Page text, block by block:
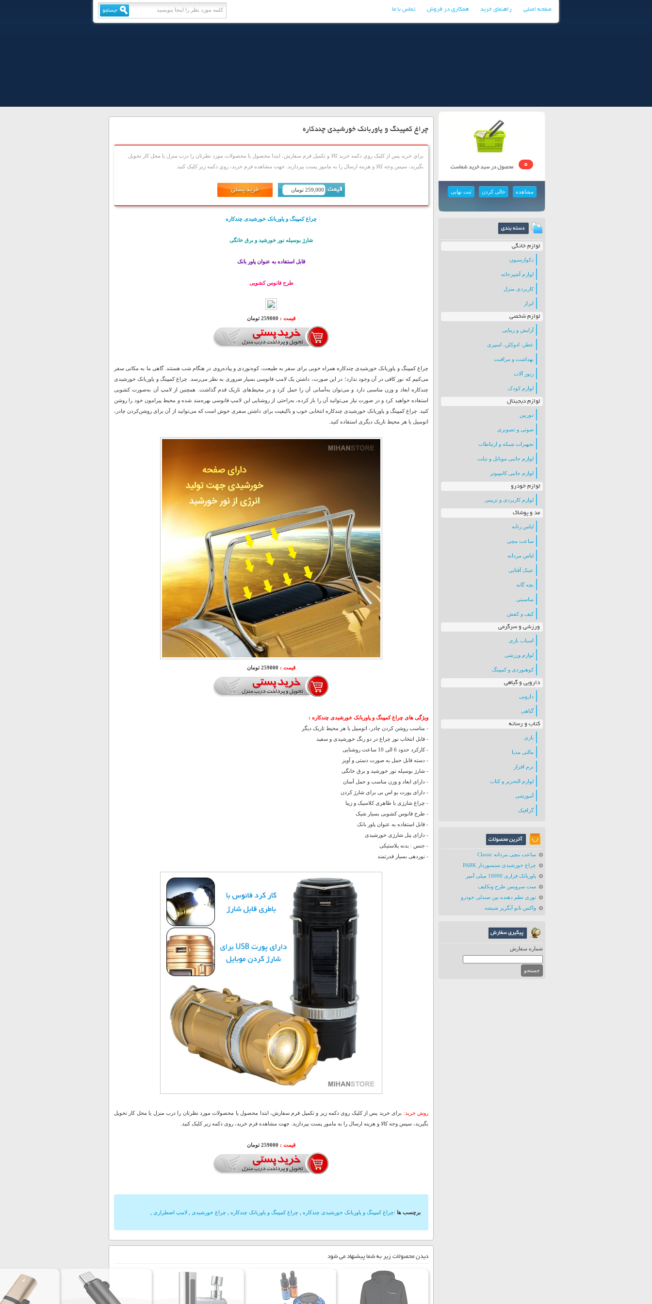
صفحه اصلی راهنمای خرید همکاری در فروش تماس با ما
0
مشاهده خالی کردن ثبت نهایی
لوازم خانگی
دکوارسیون
لوازم آشپزخانه
کاربردی منزل
ابزار
لوازم شخصی
آرایش و زیبایی
عطر، ادوکلن، اسپری
بهداشت و مراقبت
زیور آلات
لوازم کودک
لوازم دیجیتال
دوربین
صوتی و تصویری
تجهیزات شبکه و ارتباطات
لوازم جانبی موبایل و تبلت
لوازم جانبی کامپیوتر
لوازم خودرو
لوازم کاربردی و تزیینی
مد و پوشاک
لباس زنانه
ساعت مچی
لباس مردانه
عینک آفتابی
بچه گانه
مناسبتی
کیف و کفش
ورزشی و سرگرمی
اسباب بازی
لوازم ورزشی
کوهنوردی و کمپینگ
دارویی و گیاهی
دارویی
گیاهی
کتاب و رسانه
بازی
مالتی مدیا
نرم افزار
لوازم التحریر و کتاب
آموزشی
گرافیک
ساعت مچی مردانه Classic
چراغ خورشیدی سنسوردار PARK
پاوربانک فراری 10000 میلی آمپر
ست سرویس طرح ونکلیف
توری نظم دهنده بین صندلی خودرو
واکس نانو آبگریز شیشه
شماره سفارش
چراغ کمپینگ و پاوربانک خورشیدی چندکاره
براي خريد پس از کليک روي دکمه خريد کالا و تکميل فرم سفارش، ابتدا محصول يا محصولات مورد نظرتان را درب منزل يا محل کار تحويل
بگيريد، سپس وجه کالا و هزينه ارسال را به مامور پست بپردازيد. جهت مشاهده فرم خريد، روي دکمه زير کليک کنيد
259,000 تومان
چراغ کمپینگ و پاوربانک خورشیدی چندکاره
شارژ بوسیله نور خورشید و برق خانگی
قابل استفاده به عنوان پاور بانک
طرح فانوس کشویی
قیمت : 259000 تومان
چراغ کمپینگ و پاوربانک خورشیدی چندکاره همراه خوبی برای سفر به طبیعت، کوه‌نوردی و پیاده‌روی در هنگام شب هستند. گاهی ما به مکانی سفر
می‌کنیم که نور کافی در آن وجود ندارد؛ در این صورت، داشتن یک لامپ فانوسی بسیار ضروری به نظر می‌رسد. چراغ کمپینگ و پاوربانک خورشیدی
چندکاره ابعاد و وزن مناسبی دارد و می‌توان به‌آسانی آن را حمل کرد و در محیط‌های تاریک قدم گذاشت. همچنین از لامپ آن به‌صورت کشویی
استفاده خواهید کرد و در صورت نیاز می‌توانید آن را باز کرده، به‌راحتی از روشنایی این لامپ فانوسی بهره‌مند شده و محیط پیرامون خود را روشن
کنید. چراغ کمپینگ و پاوربانک خورشیدی چندکاره انتخابی خوب و باکیفیت برای داشتن سفری خوش است که می‌توانید از آن برای روشن‌کردن چادر،
اتومبیل یا هر محیط تاریک دیگری استفاده کنید.
قیمت : 259000 تومان
ویژگی های چراغ کمپینگ و پاوربانک خورشیدی چندکاره :
- مناسب روشن ‌کردن چادر، اتومبیل یا هر محیط تاریک دیگر
- قابل انتخاب نور چراغ در دو رنگ خورشیدی و سفید
- کارکرد حدود 6 الی 10 ساعت روشنایی
- دسته قابل حمل به صورت دستی و آویز
- شارژ بوسیله نور خورشید و برق خانگی
- دارای ابعاد و وزن مناسب و حمل آسان
- دارای پورت یو اس بی برای شارژ کردن
- چراغ شارژی با ظاهری کلاسیک و زیبا
- طرح فانوس کشویی بسیار شیک
- قابل استفاده به عنوان پاور بانک
- دارای پنل شارژی خورشیدی
- جنس : بدنه پلاستیکی
- نوردهی بسیار قدرتمند
روش خرید: برای خرید پس از کلیک روی دکمه زیر و تکمیل فرم سفارش، ابتدا محصول یا محصولات مورد نظرتان را درب منزل یا محل کار تحویل
بگیرید، سپس وجه کالا و هزینه ارسال را به مامور پست بپردازید. جهت مشاهده فرم خرید، روی دکمه زیر کلیک کنید.
قیمت : 259000 تومان
برچسب ها :چراغ کمپینگ و پاوربانک خورشیدی چندکاره چراغ کمپینگ و پاوربانک چندکاره چراغ خورشیدی لامپ اضطراری
دیدن محصولات زیر به شما پیشنهاد می شود